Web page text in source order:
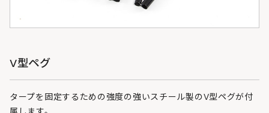
V型ペグ
タープを固定するための強度の強いスチール製のV型ペグが付